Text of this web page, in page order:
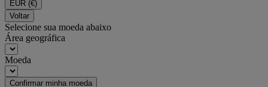
EUR (€)
Voltar
Selecione sua moeda abaixo
Área geográfica
Moeda
Confirmar minha moeda